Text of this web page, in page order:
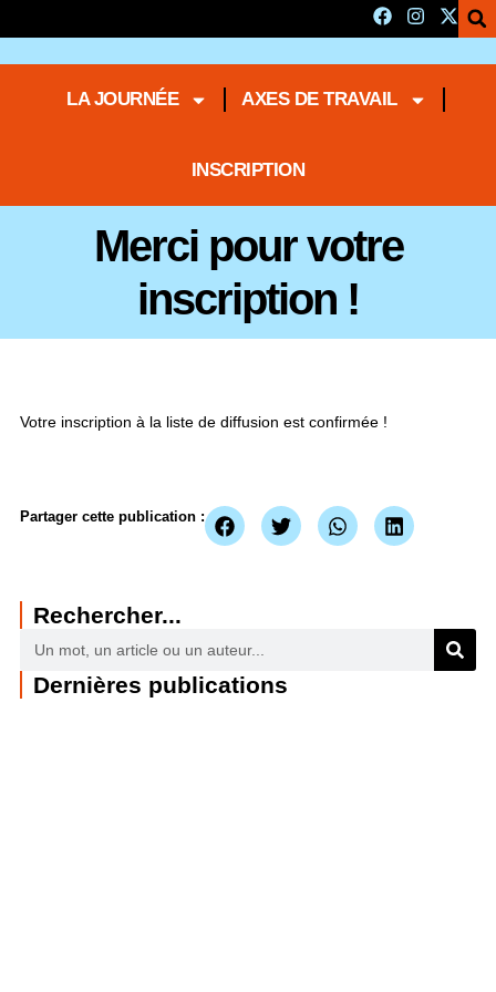
LA JOURNÉE AXES DE TRAVAIL
INSCRIPTION
Merci pour votre
inscription !
Votre inscription à la liste de diffusion est confirmée !
Partager cette publication :
Rechercher...
Dernières publications